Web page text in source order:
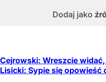
Dodaj jako
Cejrowski: Wreszcie
Lisicki: Sypie się opowieść